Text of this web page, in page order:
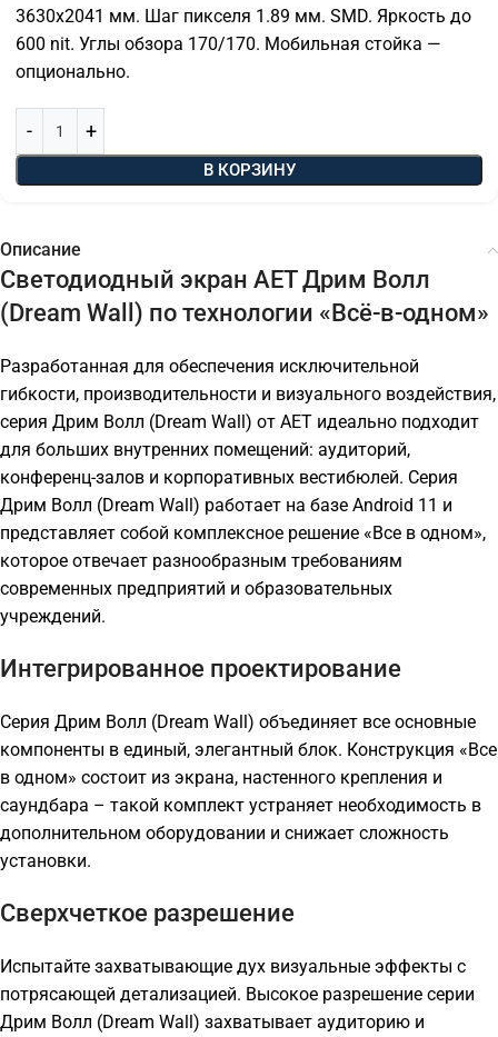
3630х2041 мм. Шаг пикселя 1.89 мм. SMD. Яркость до
600 nit. Углы обзора 170/170. Мобильная стойка —
опционально.
В КОРЗИНУ
Описание
Светодиодный экран AET Дрим Волл
(Dream Wall) по технологии «Всё-в-одном»
Разработанная для обеспечения исключительной
гибкости, производительности и визуального воздействия,
серия Дрим Волл (Dream Wall) от AET идеально подходит
для больших внутренних помещений: аудиторий,
конференц-залов и корпоративных вестибюлей. Серия
Дрим Волл (Dream Wall) работает на базе Android 11 и
представляет собой комплексное решение «Все в одном»,
которое отвечает разнообразным требованиям
современных предприятий и образовательных
учреждений.
Интегрированное проектирование
Серия Дрим Волл (Dream Wall) объединяет все основные
компоненты в единый, элегантный блок. Конструкция «Все
в одном» состоит из экрана, настенного крепления и
саундбара – такой комплект устраняет необходимость в
дополнительном оборудовании и снижает сложность
установки.
Сверхчеткое разрешение
Испытайте захватывающие дух визуальные эффекты с
потрясающей детализацией. Высокое разрешение серии
Дрим Волл (Dream Wall) захватывает аудиторию и